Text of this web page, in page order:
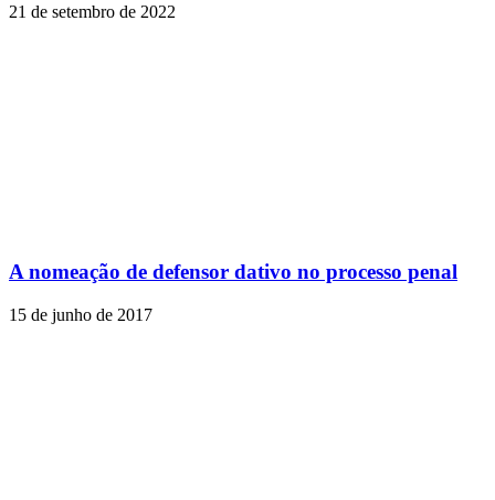
21 de setembro de 2022
A nomeação de defensor dativo no processo penal
15 de junho de 2017